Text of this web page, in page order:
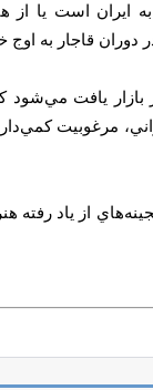
به ايران است يا
دوران قاجار به
يافت مي‌شود
مرغوبيت
از ياد رفته